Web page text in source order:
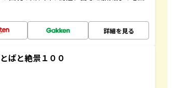
詳細を見る
ばと絶景１００